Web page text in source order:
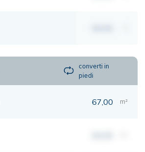
converti in
piedi
67,00 m²